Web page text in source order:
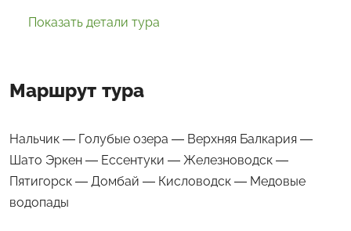
Показать детали тура
Маршрут тура
Нальчик — Голубые озера — Верхняя Балкария —
Шато Эркен — Ессентуки — Железноводск —
Пятигорск — Домбай — Кисловодск — Медовые
водопады